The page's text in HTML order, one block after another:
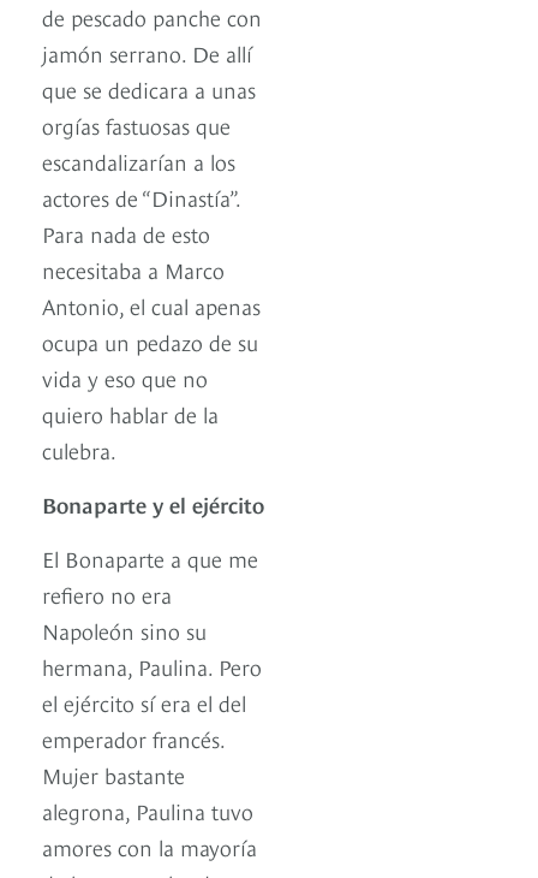
de pescado panche con
jamón serrano. De allí
que se dedicara a unas
orgías fastuosas que
escandalizarían a los
actores de “Dinastía”.
Para nada de esto
necesitaba a Marco
Antonio, el cual apenas
ocupa un pedazo de su
vida y eso que no
quiero hablar de la
culebra.
Bonaparte y el ejército
El Bonaparte a que me
refiero no era
Napoleón sino su
hermana, Paulina. Pero
el ejército sí era el del
emperador francés.
Mujer bastante
alegrona, Paulina tuvo
amores con la mayoría